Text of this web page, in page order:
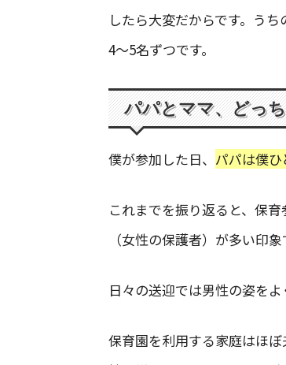
したら大変だからです。う
4〜5名ずつです。
パパとママ、どっ
僕が参加した日、 パパは僕ひ
これまでを振り返ると、保
（女性の保護者）が多い印
日々の送迎では男性の姿を
保育園を利用する家庭はほ